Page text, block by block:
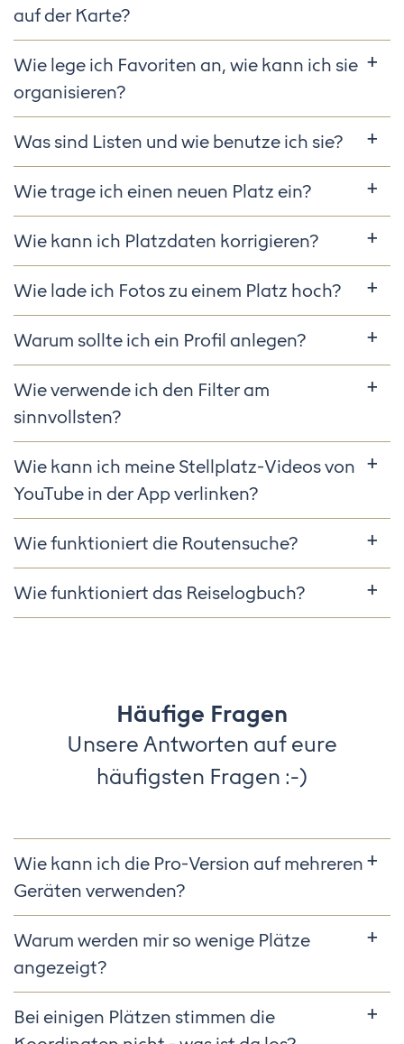
auf der Karte?
Wie lege ich Favoriten an, wie kann ich sie
organisieren?
Was sind Listen und wie benutze ich sie?
Wie trage ich einen neuen Platz ein?
Wie kann ich Platzdaten korrigieren?
Wie lade ich Fotos zu einem Platz hoch?
Warum sollte ich ein Profil anlegen?
Wie verwende ich den Filter am
sinnvollsten?
Wie kann ich meine Stellplatz-Videos von
YouTube in der App verlinken?
Wie funktioniert die Routensuche?
Wie funktioniert das Reiselogbuch?
Häufige Fragen
Unsere Antworten auf eure
häufigsten Fragen :-)
Wie kann ich die Pro-Version auf mehreren
Geräten verwenden?
Warum werden mir so wenige Plätze
angezeigt?
Bei einigen Plätzen stimmen die